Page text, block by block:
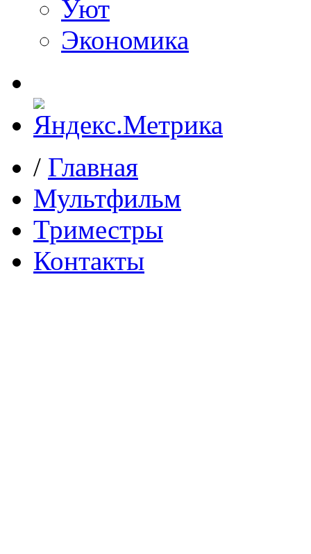
Уют
Экономика
/ Главная
Мультфильм
Триместры
Контакты